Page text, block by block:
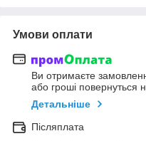
Умови оплати
Ви отримаєте
або гроші повернуться
Детальніше
Післяплата